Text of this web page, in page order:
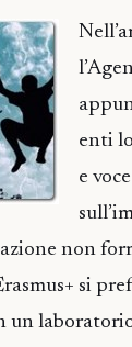
enti
e
non
si
un